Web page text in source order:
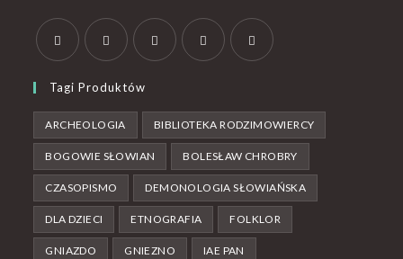
Tagi Produktów
ARCHEOLOGIA BIBLIOTEKA RODZIMOWIERCY
BOGOWIE SŁOWIAN BOLESŁAW CHROBRY
CZASOPISMO DEMONOLOGIA SŁOWIAŃSKA
DLA DZIECI ETNOGRAFIA FOLKLOR
GNIAZDO GNIEZNO IAE PAN